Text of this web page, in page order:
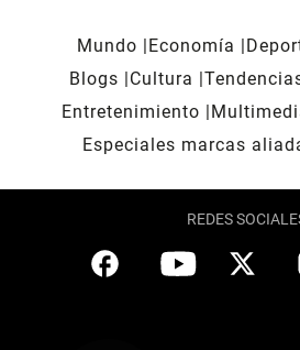
Mundo Economía
Blogs
Cultura
Entretenimiento
Especiales marcas
REDES